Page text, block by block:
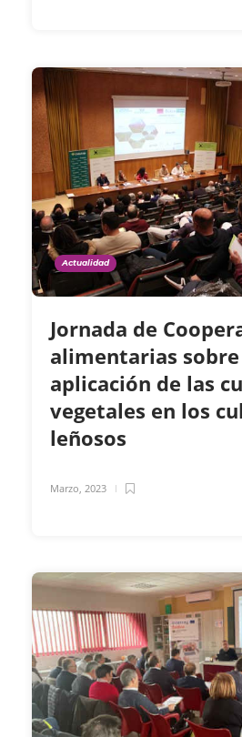
Actualidad
Jornada de
alimentarias
aplicación de las
vegetales en los
leñosos
Marzo, 2023